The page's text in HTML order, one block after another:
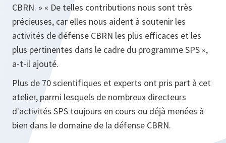
CBRN. » « De telles contributions nous sont très
précieuses, car elles nous aident à soutenir les
activités de défense CBRN les plus efficaces et les
plus pertinentes dans le cadre du programme SPS »,
a-t-il ajouté.
Plus de 70 scientifiques et experts ont pris part à cet
atelier, parmi lesquels de nombreux directeurs
d'activités SPS toujours en cours ou déjà menées à
bien dans le domaine de la défense CBRN.